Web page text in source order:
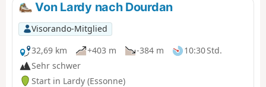
Außerdem gibt es mehrere Kirchen und einige
Waschhäuser zu sehen.
Von Lardy nach Dourdan
Visorando-Mitglied
32,69 km
+403 m -384 m
10:30 Std.
Sehr schwer
Start in Lardy (Essonne)